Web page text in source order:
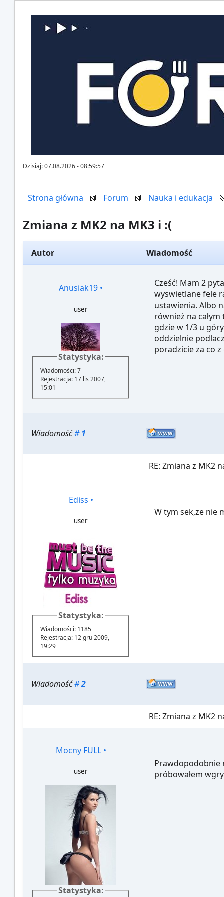
Dzisiaj: 07.08.2026 - 08:59:57
Strona główna 📗 Forum 📗 Nauka i edukacja
Zmiana z MK2 na MK3 i :(
Autor Wiadomość
Anusiak19 •
user
Statystyka:
Wiadomości: 7
Rejestracja: 17 lis 2007,
15:01
Cześć! Mam 2
wyswietlane fele
ustawienia. Albo
również na
gdzie w 1/3 u
oddzielnie
poradzicie za co
Wiadomość#1
RE: Zmiana z MK2
Ediss •
user
Statystyka:
Wiadomości: 1185
Rejestracja: 12 gru 2009,
19:29
W tym sek,ze nie
Wiadomość#2
RE: Zmiana z MK2
Mocny FULL •
user
Statystyka:
Prawdopodobnie
próbowałem